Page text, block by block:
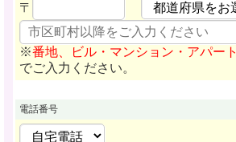
〒
※番地、ビル・マンション・アパー
でご入力ください。
電話番号